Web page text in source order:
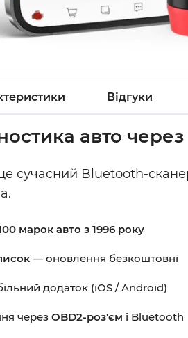
Відгуки
авто
сучасний Bluetooth-
марок авто з 1996 року
— оновлення безкоштовні
додаток (iOS / Android)
через OBD2-роз'єм і Bluetooth